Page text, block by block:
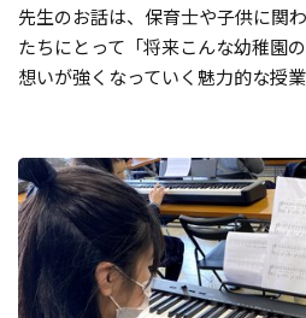
先生のお話は、保育士や子供に関
たちにとって「将来こんな幼稚園
想いが強くなっていく魅力的な授業